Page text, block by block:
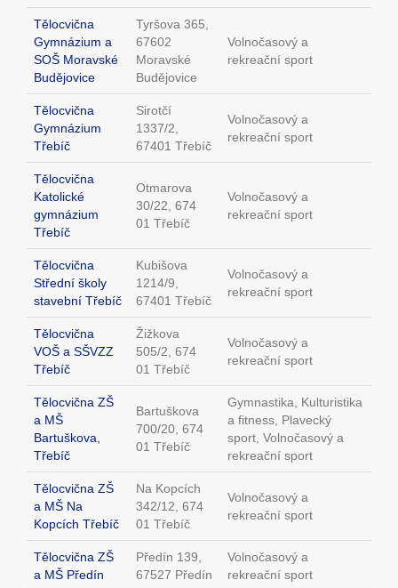
Tělocvična
Gymnázium a
SOŠ Moravské
Budějovice
Tyršova 365,
67602
Moravské
Budějovice
Volnočasový a
rekreační sport
Tělocvična
Gymnázium
Třebíč
Sirotčí
1337/2,
67401 Třebíč
Volnočasový a
rekreační sport
Tělocvična
Katolické
gymnázium
Třebíč
Otmarova
30/22, 674
01 Třebíč
Volnočasový a
rekreační sport
Tělocvična
Střední školy
stavební Třebíč
Kubišova
1214/9,
67401 Třebíč
Volnočasový a
rekreační sport
Tělocvična
VOŠ a SŠVZZ
Třebíč
Žižkova
505/2, 674
01 Třebíč
Volnočasový a
rekreační sport
Tělocvična ZŠ
a MŠ
Bartuškova,
Třebíč
Bartuškova
700/20, 674
01 Třebíč
Gymnastika, Kulturistika
a fitness, Plavecký
sport, Volnočasový a
rekreační sport
Tělocvična ZŠ
a MŠ Na
Kopcích Třebíč
Na Kopcích
342/12, 674
01 Třebíč
Volnočasový a
rekreační sport
Tělocvična ZŠ
a MŠ Předín
Předín 139,
67527 Předín
Volnočasový a
rekreační sport